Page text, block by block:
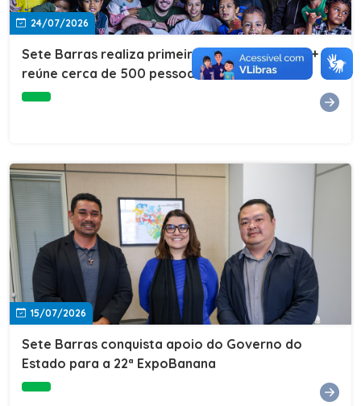
24/07/2026
Sete Barras realiza primeira edição do Cuidar+ e
reúne cerca de 500 pessoas na Vila São João
15/07/2026
Sete Barras conquista apoio do Governo do
Estado para a 22ª ExpoBanana